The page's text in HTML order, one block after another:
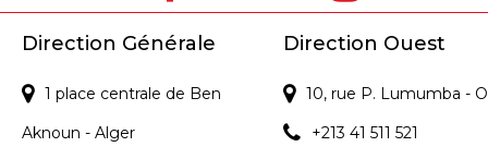
Direction Générale
1 place centrale de Ben
Aknoun - Alger
Direction Ouest
10, rue P. Lumumba -
+213 41 511 521